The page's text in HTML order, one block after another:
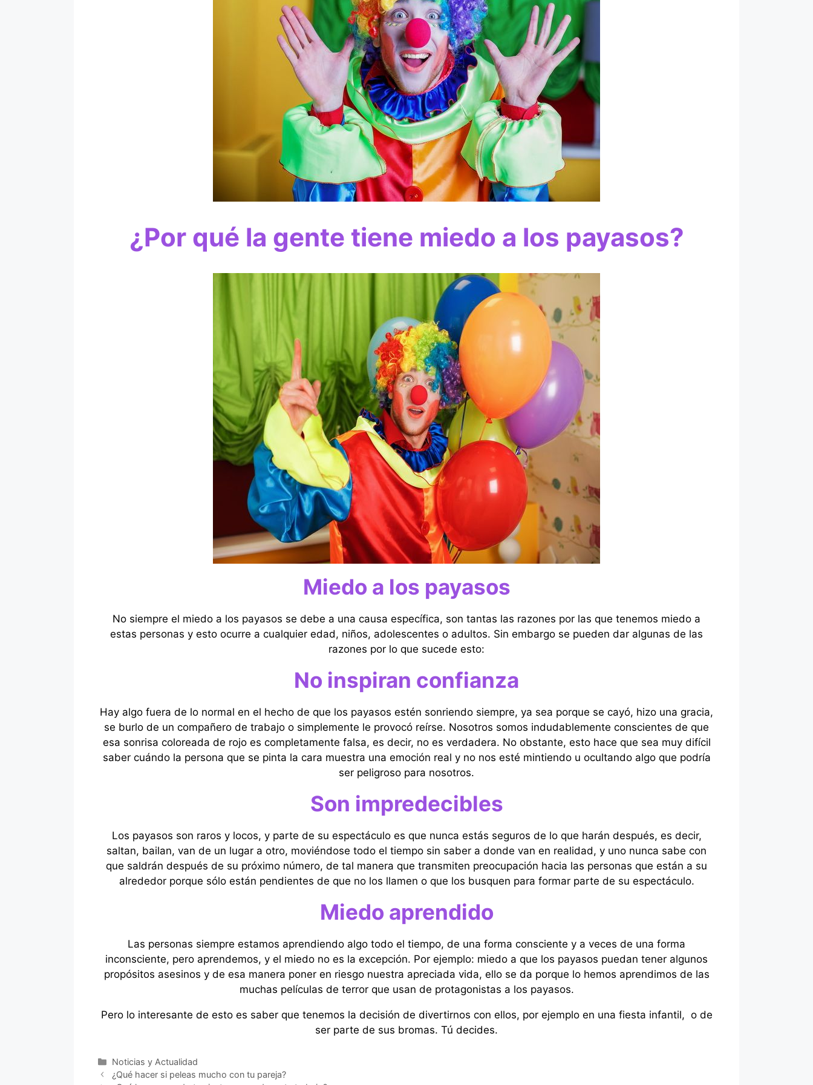
¿Por qué la gente tiene miedo a los payasos?
Miedo a los payasos
No siempre el miedo a los payasos se debe a una causa específica, son tantas las razones por las que tenemos miedo a
estas personas y esto ocurre a cualquier edad, niños, adolescentes o adultos. Sin embargo se pueden dar algunas de las
razones por lo que sucede esto:
No inspiran confianza
Hay algo fuera de lo normal en el hecho de que los payasos estén sonriendo siempre, ya sea porque se cayó, hizo una gracia,
se burlo de un compañero de trabajo o simplemente le provocó reírse. Nosotros somos indudablemente conscientes de que
esa sonrisa coloreada de rojo es completamente falsa, es decir, no es verdadera. No obstante, esto hace que sea muy difícil
saber cuándo la persona que se pinta la cara muestra una emoción real y no nos esté mintiendo u ocultando algo que podría
ser peligroso para nosotros.
Son impredecibles
Los payasos son raros y locos, y parte de su espectáculo es que nunca estás seguros de lo que harán después, es decir,
saltan, bailan, van de un lugar a otro, moviéndose todo el tiempo sin saber a donde van en realidad, y uno nunca sabe con
que saldrán después de su próximo número, de tal manera que transmiten preocupación hacia las personas que están a su
alrededor porque sólo están pendientes de que no los llamen o que los busquen para formar parte de su espectáculo.
Miedo aprendido
Las personas siempre estamos aprendiendo algo todo el tiempo, de una forma consciente y a veces de una forma
inconsciente, pero aprendemos, y el miedo no es la excepción. Por ejemplo: miedo a que los payasos puedan tener algunos
propósitos asesinos y de esa manera poner en riesgo nuestra apreciada vida, ello se da porque lo hemos aprendimos de las
muchas películas de terror que usan de protagonistas a los payasos.
Pero lo interesante de esto es saber que tenemos la decisión de divertirnos con ellos, por ejemplo en una fiesta infantil, o de
ser parte de sus bromas. Tú decides.
Categorías
Noticias y Actualidad
¿Qué hacer si peleas mucho con tu pareja?